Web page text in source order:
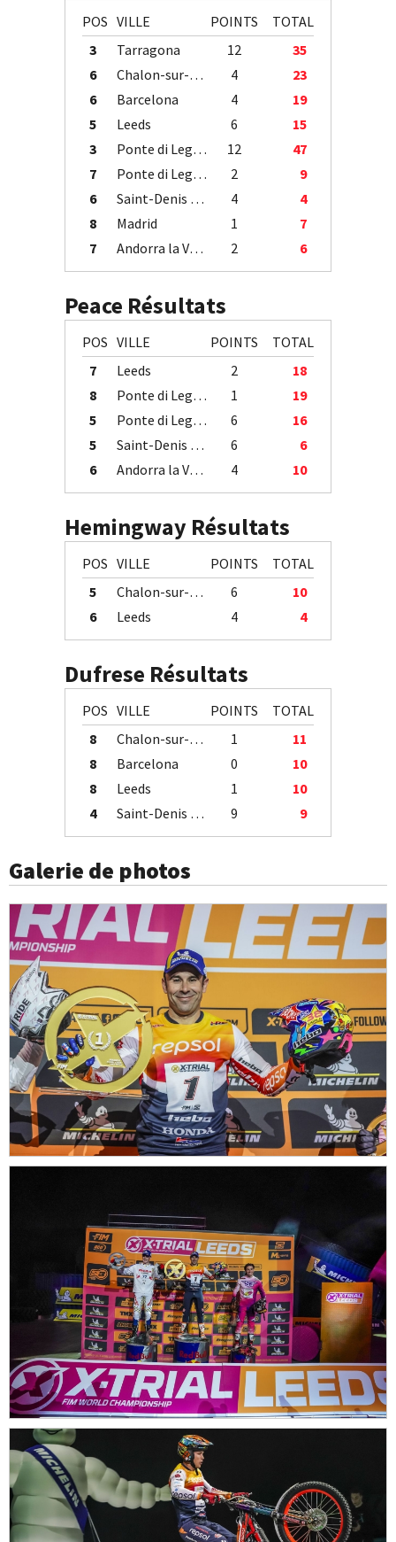
POS VILLE POINTS
TOTAL
3
Tarragona 12
35
6
Chalon-sur-Saône 4
23
6
Barcelona 4
19
5
Leeds 6
15
3
Ponte di Legno 12
47
7
Ponte di Legno 2
9
6
Saint-Denis / Île de la Réunion 4
4
8
Madrid 1
7
7
Andorra la Vella 2 6
Peace Résultats
POS VILLE POINTS
TOTAL
7
Leeds 2
18
8
Ponte di Legno 1
19
5
Ponte di Legno 6
16
5
Saint-Denis / Île de la Réunion 6
6
6
Andorra la Vella 4 10
Hemingway Résultats
POS VILLE POINTS
TOTAL
5
Chalon-sur-Saône 6
10
6
Leeds 4 4
Dufrese Résultats
POS VILLE POINTS
TOTAL
8
Chalon-sur-Saône 1
11
8
Barcelona 0
10
8
Leeds 1
10
4
Saint-Denis / Île de la Réunion 9 9
Galerie de photos